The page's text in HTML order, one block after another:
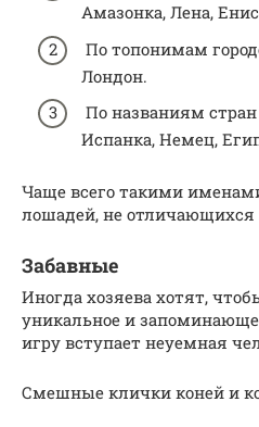
Амазонка, Лена,
По топонимам
Лондон.
По названиям
Испанка, Немец,
Чаще всего такими
лошадей, не отличающихся
Забавные
Иногда хозяева хотят,
уникальное и
игру вступает неуемная
Смешные клички коней и